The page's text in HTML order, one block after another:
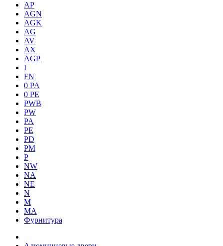
AP
AGN
AGK
AG
AV
AX
AGP
I
FN
0 PA
0 PE
PWB
PW
PA
PE
PD
PM
P
NW
NA
NE
N
M
MA
Фурнитура